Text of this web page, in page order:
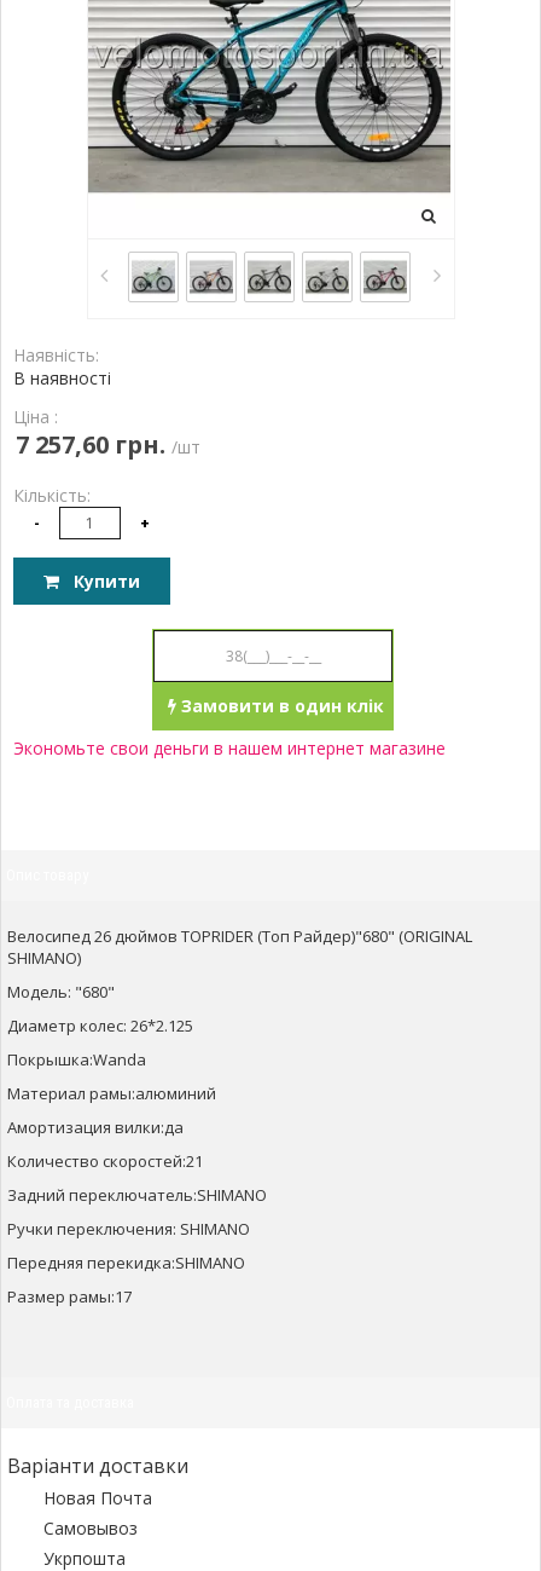
Наявність:
В наявності
Ціна :
7 257,60 грн. /шт
Кількість:
- +
Купити
Замовити в один клік
Экономьте свои деньги в нашем интернет магазине
Велосипед 26 дюймов TOPRIDER (Топ Райдер)"680" (ORIGINAL
SHIMANO)
Модель: "680"
Диаметр колес: 26*2.125
Покрышка:Wanda
Материал рамы:алюминий
Амортизация вилки:да
Количество скоростей:21
Задний переключатель:SHIMANO
Ручки переключения: SHIMANO
Передняя перекидка:SHIMANO
Размер рамы:17
Варіанти доставки
Новая Почта
Самовывоз
Укрпошта